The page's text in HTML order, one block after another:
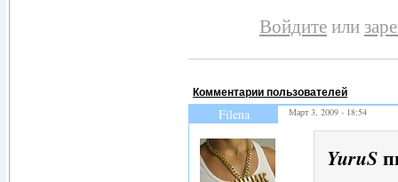
Войдитеили
Комментарии пользователей
Filena Март 3, 2009 - 18:54
YuruS